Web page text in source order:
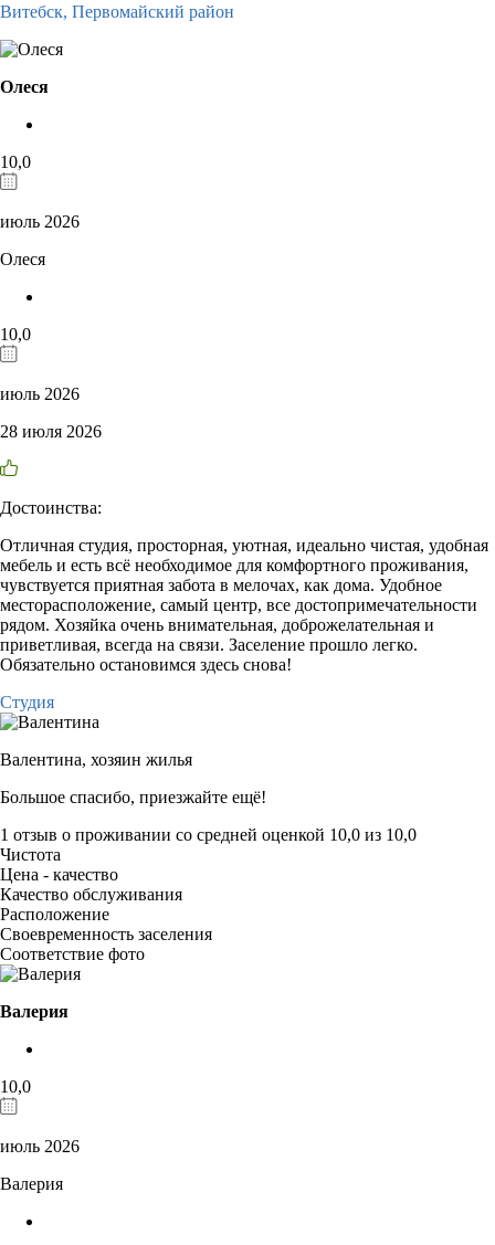
Витебск, Первомайский район
Олеся
10,0
июль 2026
Олеся
10,0
июль 2026
28 июля 2026
Достоинства:
Отличная студия, просторная, уютная, идеально чистая, удобная
мебель и есть всё необходимое для комфортного проживания,
чувствуется приятная забота в мелочах, как дома. Удобное
месторасположение, самый центр, все достопримечательности
рядом. Хозяйка очень внимательная, доброжелательная и
приветливая, всегда на связи. Заселение прошло легко.
Обязательно остановимся здесь снова!
Студия
Валентина, хозяин жилья
Большое спасибо, приезжайте ещё!
1 отзыв о проживании со средней оценкой 10,0 из 10,0
Чистота
Цена - качество
Качество обслуживания
Расположение
Своевременность заселения
Соответствие фото
Валерия
10,0
июль 2026
Валерия